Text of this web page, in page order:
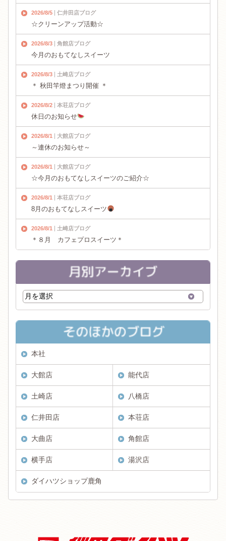
2026/8/5 仁井田店ブログ
☆クリーンアップ活動☆
2026/8/3 角館店ブログ
今月のおもてなしスイーツ
2026/8/3 土崎店ブログ
＊ 秋田竿燈まつり開催 ＊
2026/8/2 本荘店ブログ
休日のお知らせ
2026/8/1 大館店ブログ
～連休のお知らせ～
2026/8/1 大館店ブログ
☆今月のおもてなしスイーツのご紹介☆
2026/8/1 本荘店ブログ
8月のおもてなしスイーツ
2026/8/1 土崎店ブログ
＊８月 カフェプロスイーツ＊
本社
大館店 能代店
土崎店 八橋店
仁井田店 本荘店
大曲店 角館店
横手店 湯沢店
ダイハツショップ鹿角